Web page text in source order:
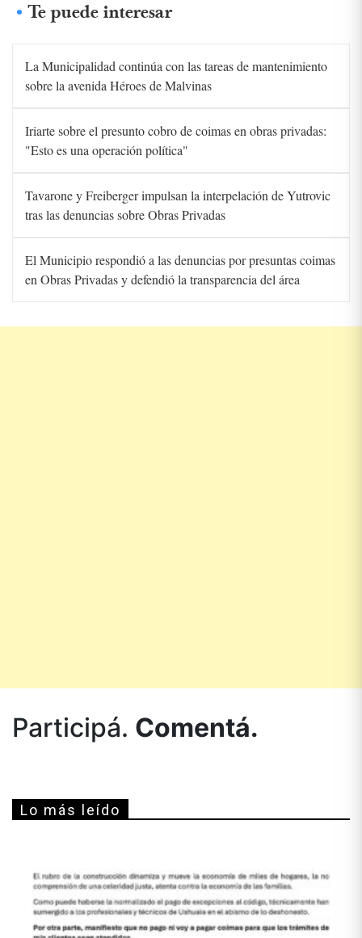
Te puede interesar
La Municipalidad continúa con las tareas de mantenimiento
sobre la avenida Héroes de Malvinas
Iriarte sobre el presunto cobro de coimas en obras privadas:
"Esto es una operación política"
Tavarone y Freiberger impulsan la interpelación de Yutrovic
tras las denuncias sobre Obras Privadas
El Municipio respondió a las denuncias por presuntas coimas
en Obras Privadas y defendió la transparencia del área
Participá. Comentá.
Lo más leído